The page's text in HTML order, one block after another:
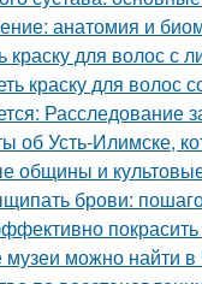
анатомия и
краску для волос
краску для
Расследование
об Усть-Илимске,
общины и
брови:
можно найти